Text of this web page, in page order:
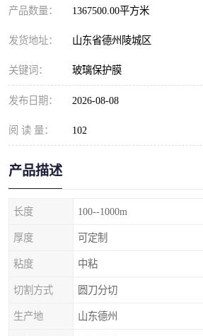
产品数量： 1367500.00平方米
发货地址： 山东省德州陵城区
关键词： 玻璃保护膜
发布日期： 2026-08-08
阅 读 量： 102
产品描述
长度 100--1000m
厚度 可定制
粘度 中粘
切割方式 圆刀分切
生产地 山东德州